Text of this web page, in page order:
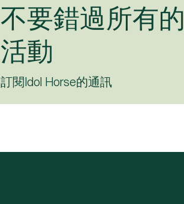
不要錯過所有的
活動
訂閱Idol Horse的通訊